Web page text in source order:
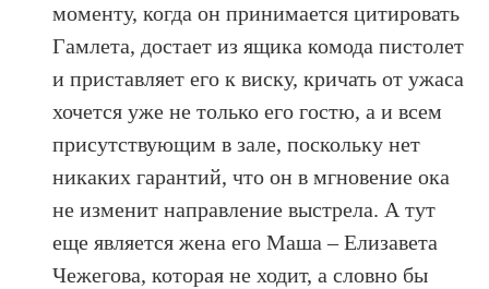
моменту, когда он принимается цитировать
Гамлета, достает из ящика комода пистолет
и приставляет его к виску, кричать от ужаса
хочется уже не только его гостю, а и всем
присутствующим в зале, поскольку нет
никаких гарантий, что он в мгновение ока
не изменит направление выстрела. А тут
еще является жена его Маша – Елизавета
Чежегова, которая не ходит, а словно бы